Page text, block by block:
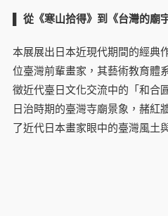
從《寒山拾得》到《台灣的廟
本展展出日本近現代期間的經典
位臺灣前輩畫家，其藝術教育體
徵近代臺日文化交流中的「和合
日治時期的臺灣寺廟景象，赭紅
了近代日本畫家眼中的臺灣風土